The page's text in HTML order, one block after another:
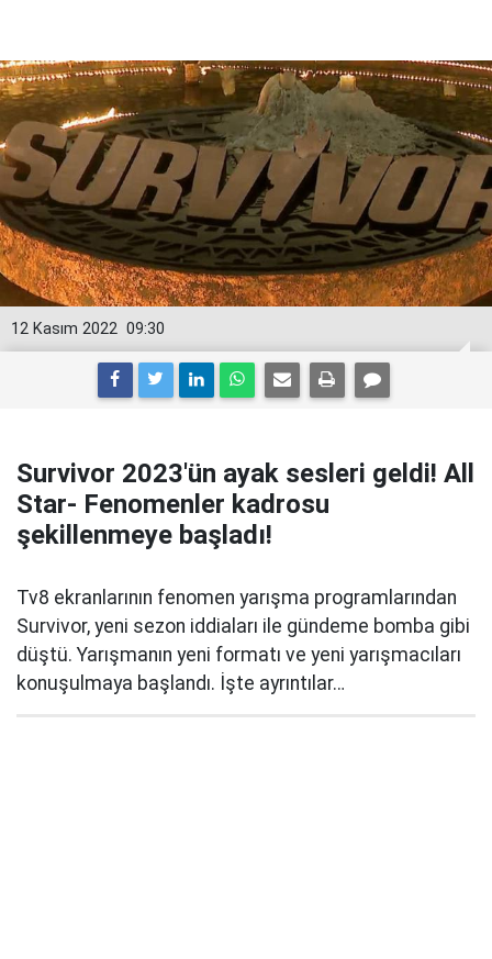
09:30
12 Kasım 2022
Survivor 2023'ün ayak sesleri geldi! All
Star- Fenomenler kadrosu
şekillenmeye başladı!
Tv8 ekranlarının fenomen yarışma programlarından
Survivor, yeni sezon iddiaları ile gündeme bomba gibi
düştü. Yarışmanın yeni formatı ve yeni yarışmacıları
konuşulmaya başlandı. İşte ayrıntılar…